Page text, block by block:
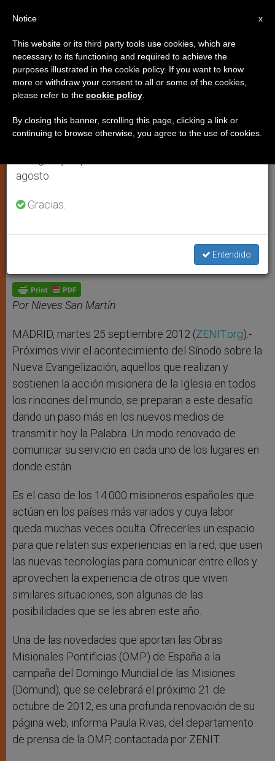
Preparándose para la Nueva
Evangelización
España estrenan página web
SEPTIEMBRE 25, 2012 00:00
h
A
p
p
e
n
g
e
r
a
o
o
k
w
e
h
Por Nieves San Martín
MADRID, martes 25 septiembre 2012 (ZENIT.org).-
Próximos vivir el acontecimiento del Sínodo sobre la
Nueva Evangelización, aquellos que realizan y
sostienen la acción misionera de la Iglesia en todos
los rincones del mundo, se preparan a este desafío
dando un paso más en los nuevos medios de
transmitir hoy la Palabra. Un modo renovado de
comunicar su servicio en cada uno de los lugares en
donde están.
Es el caso de los 14.000 misioneros españoles que
actúan en los países más variados y cuya labor
queda muchas veces oculta. Ofrecerles un espacio
para que relaten sus experiencias en la red, que usen
las nuevas tecnologías para comunicar entre ellos y
aprovechen la experiencia de otros que viven
similares situaciones, son algunas de las
posibilidades que se les abren este año.
Una de las novedades que aportan las Obras
Misionales Pontificias (OMP) de España a la
campaña del Domingo Mundial de las Misiones
(Domund), que se celebrará el próximo 21 de
octubre de 2012, es una profunda renovación de su
página web, informa Paula Rivas, del departamento
de prensa de la OMP, contactada por ZENIT.
×
Aviso importante
Del 27 de julio al 7 de agosto haremos la pausa
anual, aprovechando que en el periodo de verano
se generan menos informaciones y también el
agosto.
Gracias.
Entendido
x
Notice
This website or its third party tools use cookies, which are
necessary to its functioning and required to achieve the
purposes illustrated in the cookie policy. If you want to know
more or withdraw your consent to all or some of the cookies,
please refer to the cookie policy
By closing this banner, scrolling this page, clicking a link or
continuing to browse otherwise, you agree to the use of cookies.